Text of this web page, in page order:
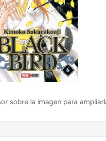
sobre la imagen para